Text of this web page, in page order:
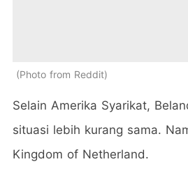
Photo from Reddit
Selain Amerika Syarikat,
situasi lebih kurang sama.
Kingdom of Netherland.